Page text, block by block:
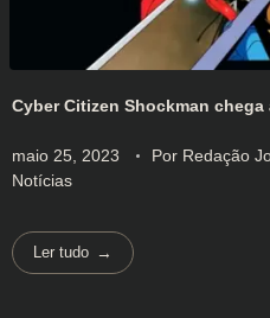
Cyber Citizen Shockman
maio 25, 2023 Por Redação
Notícias
Ler tudo